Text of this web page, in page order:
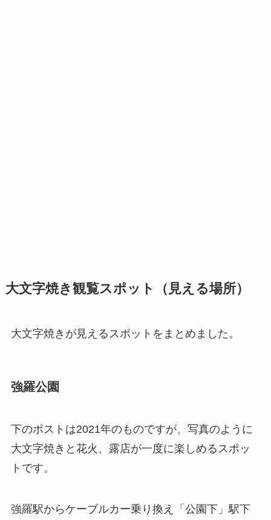
大文字焼き観覧スポット（見える場所）
大文字焼きが見えるスポットをまとめました。
強羅公園
下のポストは2021年のものですが、写真のように
大文字焼きと花火、露店が一度に楽しめるスポッ
トです。
強羅駅からケーブルカー乗り換え「公園下」駅下